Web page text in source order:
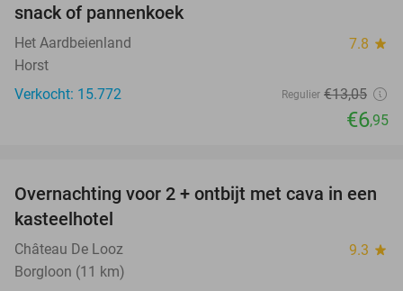
snack of pannenkoek
Het Aardbeienland 7.8 star
Horst
Verkocht: 15.772
Regulier €13,05
€6,95
48%
Overnachting voor 2 + ontbijt met cava in een
kasteelhotel
Château De Looz 9.3 star
Borgloon (11 km)